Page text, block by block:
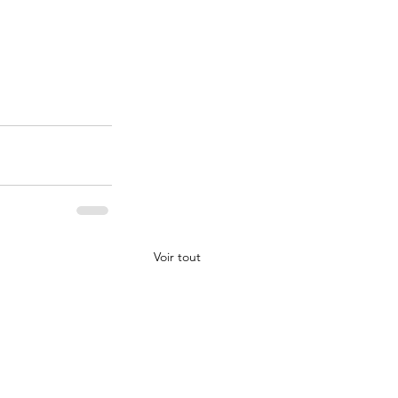
Voir tout